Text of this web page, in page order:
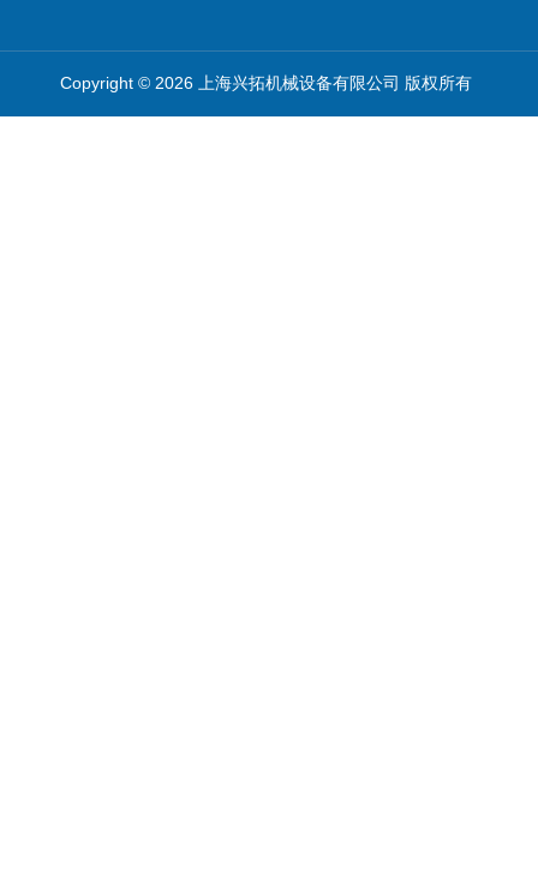
Copyright © 2026 上海兴拓机械设备有限公司 版权所有